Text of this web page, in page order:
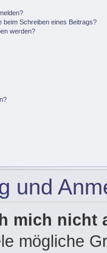
beim Schreiben eines Beitrags?
werden?
und
mich nicht
mögliche